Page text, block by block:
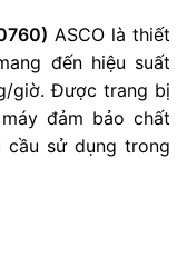
ASCO là thiết
đến hiệu suất
giờ. Được trang bị
đảm bảo chất
sử dụng trong